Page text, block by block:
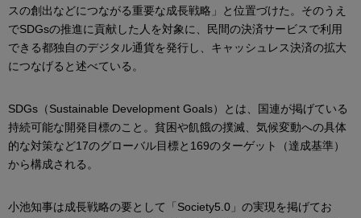
スの創出などにつながる重要な成長戦略」と位置づけた。そのうえ
でSDGsの推進に貢献した人を対象に、民間の決済サービスで利用
できる都独自のデジタル通貨を発行し、キャッシュレス決済の拡大
につなげると述べている。
SDGs（Sustainable Development Goals）とは、国連が掲げている
持続可能な開発目標のこと。貧困や飢餓の撲滅、気候変動への具体
的な対策など17のグローバル目標と169のターゲット（達成基準）
から構成される。
小池知事は成長戦略の要として「Society5.0」の実現を掲げてお